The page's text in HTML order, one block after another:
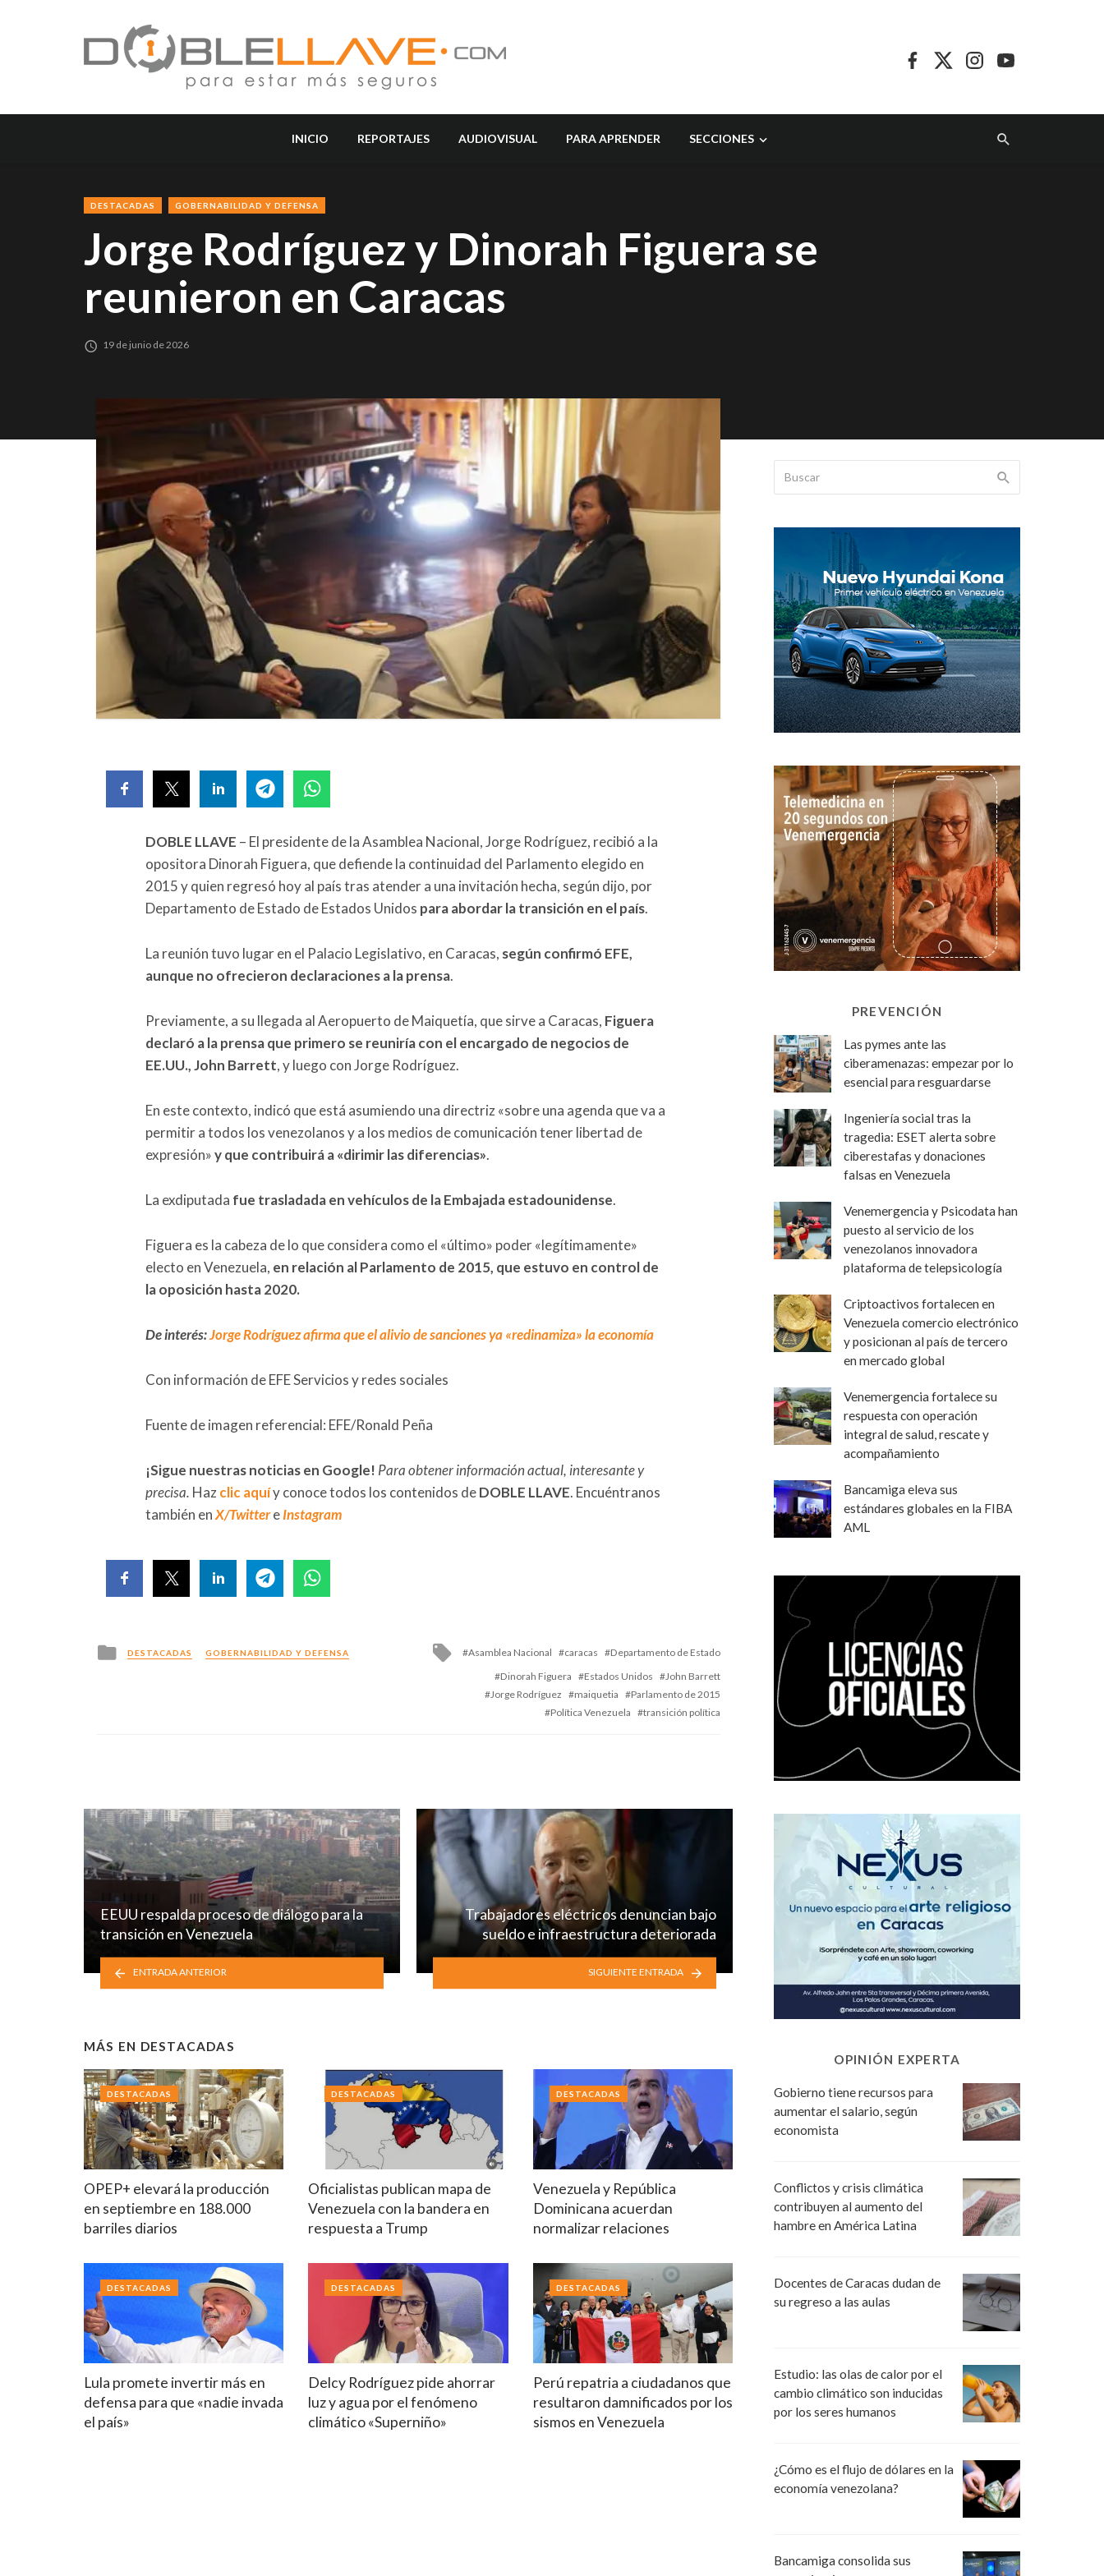
INICIO REPORTAJES AUDIOVISUAL PARA APRENDER SECCIONES
DESTACADAS GOBERNABILIDAD Y DEFENSA
Jorge Rodríguez y Dinorah Figuera se
reunieron en Caracas
19 de junio de 2026
DOBLE LLAVE – El presidente de la Asamblea Nacional, Jorge Rodríguez, recibió a la
opositora Dinorah Figuera, que defiende la continuidad del Parlamento elegido en
2015 y quien regresó hoy al país tras atender a una invitación hecha, según dijo, por
Departamento de Estado de Estados Unidos para abordar la transición en el país.
La reunión tuvo lugar en el Palacio Legislativo, en Caracas, según confirmó EFE,
aunque no ofrecieron declaraciones a la prensa.
Previamente, a su llegada al Aeropuerto de Maiquetía, que sirve a Caracas, Figuera
declaró a la prensa que primero se reuniría con el encargado de negocios de
EE.UU., John Barrett, y luego con Jorge Rodríguez.
En este contexto, indicó que está asumiendo una directriz «sobre una agenda que va a
permitir a todos los venezolanos y a los medios de comunicación tener libertad de
expresión»y que contribuirá a «dirimir las diferencias».
La exdiputada fue trasladada en vehículos de la Embajada estadounidense.
Figuera es la cabeza de lo que considera como el «último» poder «legítimamente»
electo en Venezuela, en relación al Parlamento de 2015, que estuvo en control de
la oposición hasta 2020.
De interés:Jorge Rodríguez afirma que el alivio de sanciones ya «redinamiza» la economía
Con información de EFE Servicios y redes sociales
Fuente de imagen referencial: EFE/Ronald Peña
¡Sigue nuestras noticias en Google! Para obtener información actual, interesante y
precisa. Hazclic aquíy conoce todos los contenidos deDOBLE LLAVE. Encuéntranos
también enX/TwittereInstagram
Posted
in
DESTACADAS GOBERNABILIDAD Y DEFENSA
Tagged
Asamblea Nacional caracas
Departamento de Estado
Dinorah Figuera
Estados Unidos
John Barrett
Jorge Rodríguez
maiquetia
Parlamento de 2015
Política Venezuela
transición política
EEUU respalda proceso de diálogo para la
transición en Venezuela
ENTRADA ANTERIOR
Trabajadores eléctricos denuncian bajo
sueldo e infraestructura deteriorada
SIGUIENTE ENTRADA
MÁS EN DESTACADAS
OPEP+ elevará la producción
en septiembre en 188.000
barriles diarios
DESTACADAS
Oficialistas publican mapa de
Venezuela con la bandera en
respuesta a Trump
DESTACADAS
Venezuela y República
Dominicana acuerdan
normalizar relaciones
DESTACADAS
Lula promete invertir más en
defensa para que «nadie invada
el país»
DESTACADAS
Delcy Rodríguez pide ahorrar
luz y agua por el fenómeno
climático «Superniño»
DESTACADAS
Perú repatria a ciudadanos que
resultaron damnificados por los
sismos en Venezuela
DESTACADAS
PREVENCIÓN
Las pymes ante las
ciberamenazas: empezar por lo
esencial para resguardarse
Ingeniería social tras la
tragedia: ESET alerta sobre
ciberestafas y donaciones
falsas en Venezuela
Venemergencia y Psicodata han
puesto al servicio de los
venezolanos innovadora
plataforma de telepsicología
Criptoactivos fortalecen en
Venezuela comercio electrónico
y posicionan al país de tercero
en mercado global
Venemergencia fortalece su
respuesta con operación
integral de salud, rescate y
acompañamiento
Bancamiga eleva sus
estándares globales en la FIBA
AML
OPINIÓN EXPERTA
Gobierno tiene recursos para
aumentar el salario, según
economista
Conflictos y crisis climática
contribuyen al aumento del
hambre en América Latina
Docentes de Caracas dudan de
su regreso a las aulas
Estudio: las olas de calor por el
cambio climático son inducidas
por los seres humanos
¿Cómo es el flujo de dólares en la
economía venezolana?
Bancamiga consolida sus